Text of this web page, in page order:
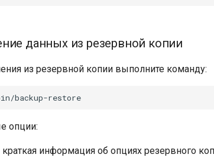
данных из резервной копии
из резервной копии выполните команду:
опции:
краткая информация об опциях резервного